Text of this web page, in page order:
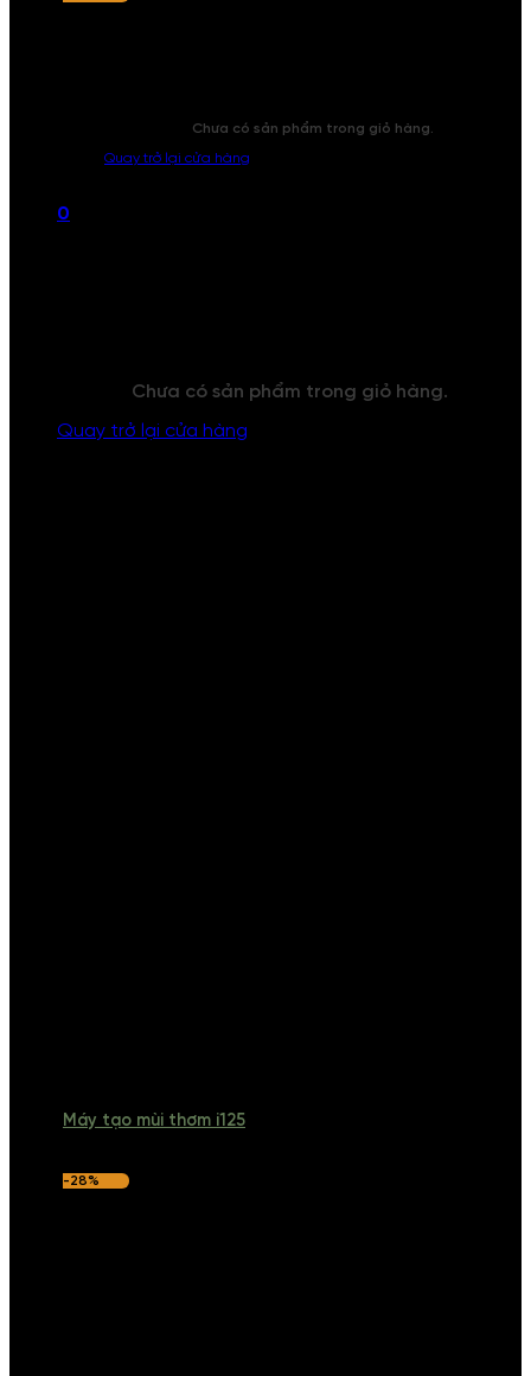
Chưa có sản phẩm trong giỏ hàng.
Quay trở lại cửa hàng
0
Chưa có sản phẩm trong giỏ hàng.
Quay trở lại cửa hàng
Máy tạo mùi thơm i125
-28%